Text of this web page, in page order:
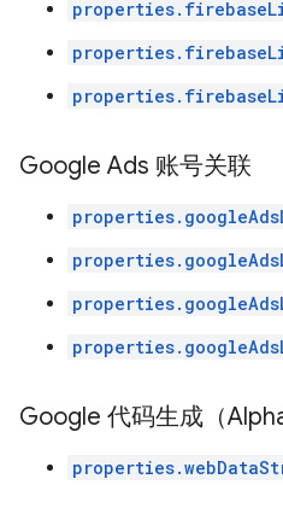
Google Ads 账号关联
Google 代码生成（Alpha